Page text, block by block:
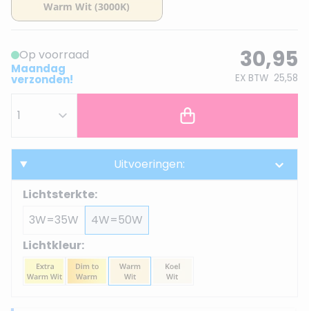
Op voorraad
Maandag
verzonden!
30,95
EX BTW 25,58
Uitvoeringen:
Lichtsterkte:
3W=35W
4W=50W
Lichtkleur: